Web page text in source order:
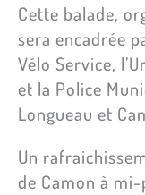
Cette balade,
sera encadrée
Vélo Service,
et la Police
Longueau et
Un
de Camon à